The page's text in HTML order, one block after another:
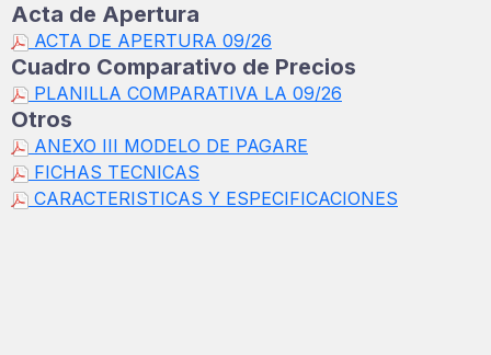
Acta de Apertura
ACTA DE APERTURA 09/26
Cuadro Comparativo de Precios
PLANILLA COMPARATIVA LA 09/26
Otros
ANEXO III MODELO DE PAGARE
FICHAS TECNICAS
CARACTERISTICAS Y ESPECIFICACIONES